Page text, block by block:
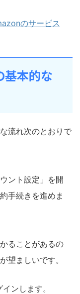
のサービス
基本的な
流れ次のとおりで
ント設定」を開
手続きを進めま
ることがあるの
望ましいです。
ンします。